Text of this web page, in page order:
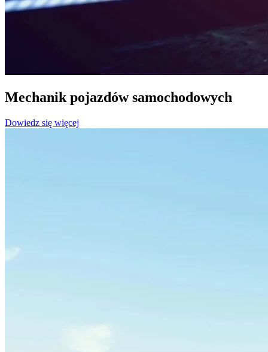
Mechanik pojazdów samochodowych
Dowiedz się więcej